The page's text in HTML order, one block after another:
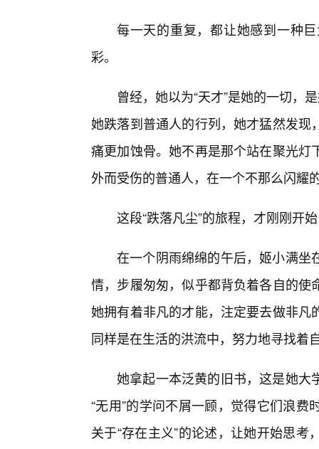
每一天的重复，都让她感到一种
彩。
曾经，她以为“天才”是她的一切，
她跌落到普通人的行列，她才猛然发
痛更加蚀骨。她不再是那个站在聚光
外而受伤的普通人，在一个不那么闪耀
这段“跌落凡尘”的旅程，才刚刚开
在一个阴雨绵绵的午后，姬小满坐
情，步履匆匆，似乎都背负着各自的
她拥有着非凡的才能，注定要去做非
同样是在生活的洪流中，努力地寻找着
她拿起一本泛黄的旧书，这是她大
“无用”的学问不屑一顾，觉得它们浪
关于“存在主义”的论述，让她开始思